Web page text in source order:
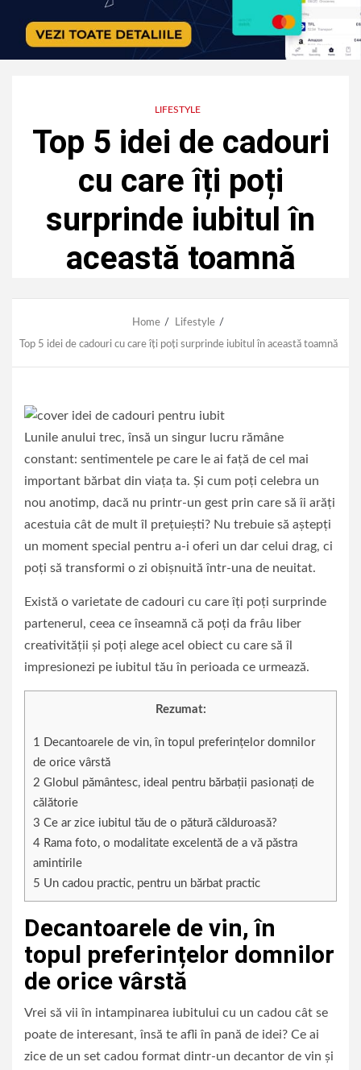
LIFESTYLE
Top 5 idei de cadouri
cu care îți poți
surprinde iubitul în
această toamnă
Home Lifestyle
Top 5 idei de cadouri cu care îți poți surprinde iubitul în această toamnă
Lunile anului trec, însă un singur lucru rămâne
constant: sentimentele pe care le ai față de cel mai
important bărbat din viața ta. Și cum poți celebra un
nou anotimp, dacă nu printr-un gest prin care să îi arăți
acestuia cât de mult îl prețuiești? Nu trebuie să aștepți
un moment special pentru a-i oferi un dar celui drag, ci
poți să transformi o zi obișnuită într-una de neuitat.
Există o varietate de cadouri cu care îți poți surprinde
partenerul, ceea ce înseamnă că poți da frâu liber
creativității și poți alege acel obiect cu care să îl
impresionezi pe iubitul tău în perioada ce urmează.
Rezumat:
1
Decantoarele de vin, în topul preferințelor domnilor
de orice vârstă
2 Globul pământesc, ideal pentru bărbații pasionați de
călătorie
3 Ce ar zice iubitul tău de o pătură călduroasă?
4 Rama foto, o modalitate excelentă de a vă păstra
amintirile
5 Un cadou practic, pentru un bărbat practic
Decantoarele de vin, în
topul preferințelor domnilor
de orice vârstă
Vrei să vii în intampinarea iubitului cu un cadou cât se
poate de interesant, însă te afli în pană de idei? Ce ai
zice de un set cadou format dintr-un decantor de vin și